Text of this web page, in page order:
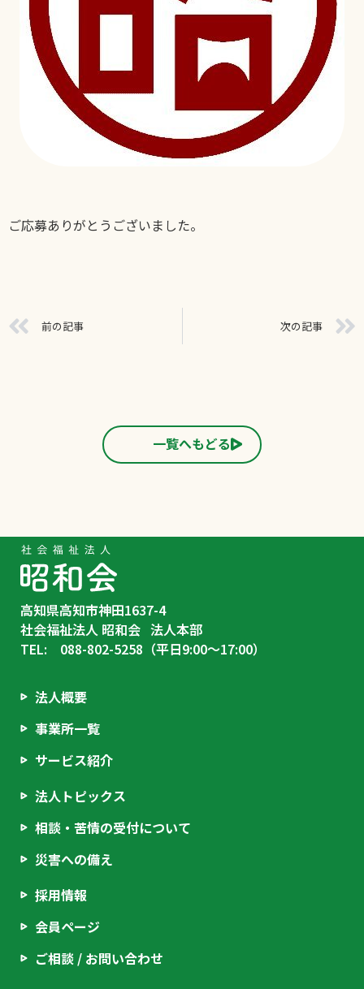
ご応募ありがとうございました。
前の記事 次の記事
一覧へもどる
高知県高知市神田1637-4
社会福祉法人 昭和会 法人本部
TEL: 088-802-5258（平日9:00〜17:00）
法人概要
事業所一覧
サービス紹介
法人トピックス
相談・苦情の受付について
災害への備え
採用情報
会員ページ
ご相談 / お問い合わせ